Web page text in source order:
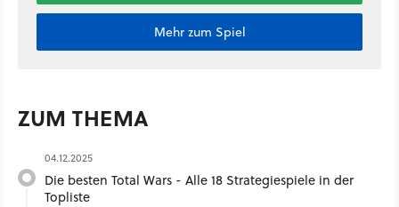
Mehr zum Spiel
ZUM THEMA
04.12.2025
Die besten Total Wars - Alle 18 Strategiespiele in der
Topliste